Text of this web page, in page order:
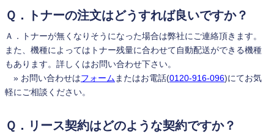
Ｑ．トナーの注文はどうすれば良いですか？
Ａ．トナーが無くなりそうになった場合は弊社にご連絡頂きます。
また、機種によってはトナー残量に合わせて自動配送ができる機種
もあります。詳しくはお問い合わせ下さい。
» お問い合わせはフォーム またはお電話(0120-916-096)にてお気
軽にご相談ください。
Ｑ．リース契約はどのような契約ですか？